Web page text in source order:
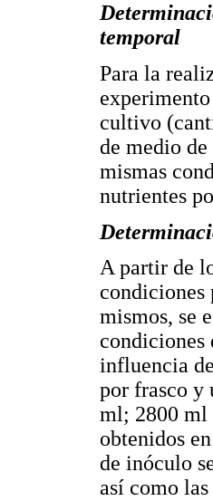
temporal
Para la
cultivo
de medio
mismas
nutrientes
A partir de
condiciones
mismos, se
condiciones
influencia
por frasco y
ml; 2800 ml
obtenidos
de inóculo
así como